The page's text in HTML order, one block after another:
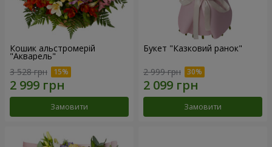
Кошик альстромерій
"Акварель"
3 528 грн
Замовити
Букет "Казковий ранок"
2 999 грн
Замовити